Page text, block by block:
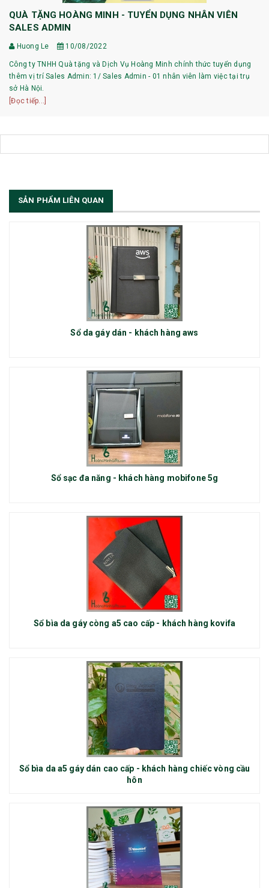
QUÀ TẶNG HOÀNG MINH - TUYỂN DỤNG NHÂN VIÊN
SALES ADMIN
Huong Le 10/08/2022
Công ty TNHH Quà tặng và Dịch Vụ Hoàng Minh chính thức tuyển dụng
thêm vị trí Sales Admin: 1/ Sales Admin - 01 nhân viên làm việc tại trụ
sở Hà Nội.
[Đọc tiếp...]
SẢN PHẨM LIÊN QUAN
Sổ da gáy dán - khách hàng aws
Sổ sạc đa năng - khách hàng mobifone 5g
Sổ bìa da gáy còng a5 cao cấp - khách hàng kovifa
Sổ bìa da a5 gáy dán cao cấp - khách hàng chiếc vòng cầu
hôn